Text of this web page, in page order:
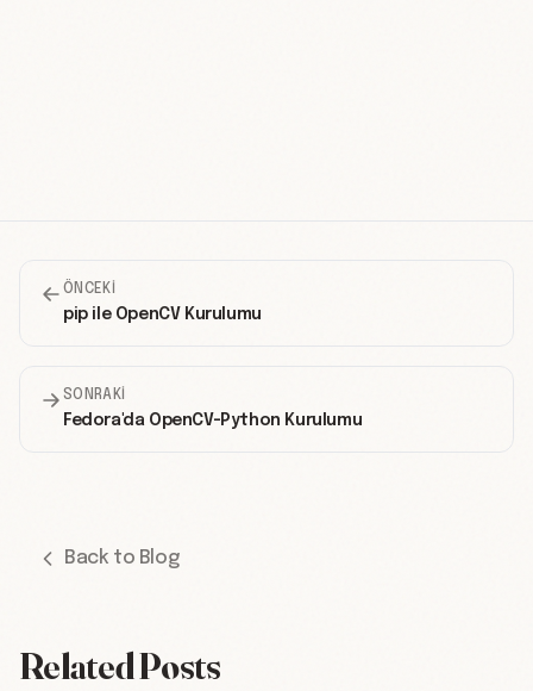
ÖNCEKI
pip ile OpenCV Kurulumu
SONRAKI
Fedora'da OpenCV-Python Kurulumu
Back to Blog
Related Posts